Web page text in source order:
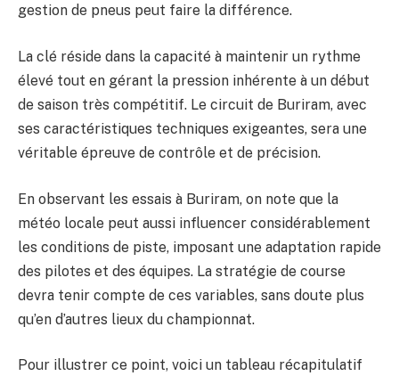
gestion de pneus peut faire la différence.
La clé réside dans la capacité à maintenir un rythme
élevé tout en gérant la pression inhérente à un début
de saison très compétitif. Le circuit de Buriram, avec
ses caractéristiques techniques exigeantes, sera une
véritable épreuve de contrôle et de précision.
En observant les essais à Buriram, on note que la
météo locale peut aussi influencer considérablement
les conditions de piste, imposant une adaptation rapide
des pilotes et des équipes. La stratégie de course
devra tenir compte de ces variables, sans doute plus
qu’en d’autres lieux du championnat.
Pour illustrer ce point, voici un tableau récapitulatif